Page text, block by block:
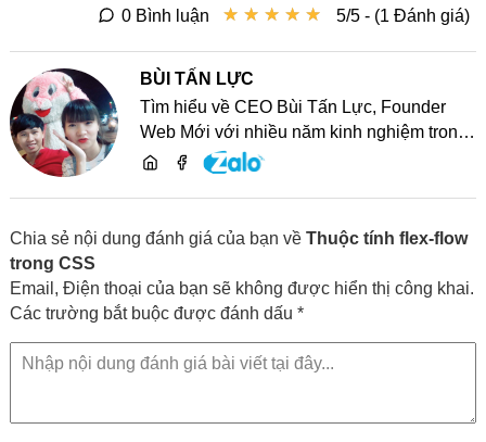
★ ★ ★ ★ ★
★ ★ ★ ★ ★ 5/5 - (1 Đánh giá)
0 Bình luận
BÙI TẤN LỰC
Tìm hiểu về CEO Bùi Tấn Lực, Founder
Web Mới với nhiều năm kinh nghiệm trong
lĩnh vực phát triển website, SEO và chia sẻ
Chia sẻ nội dung đánh giá của bạn về Thuộc tính flex-flow
trong CSS
Email, Điện thoại của bạn sẽ không được hiển thị công khai.
Các trường bắt buộc được đánh dấu *